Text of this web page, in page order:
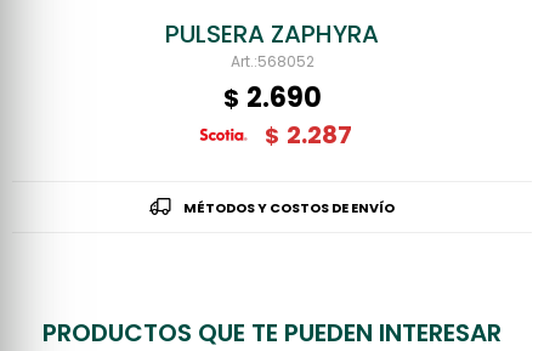
PULSERA ZAPHYRA
568052
$ 2.690
$ 2.287
MÉTODOS Y COSTOS DE ENVÍO
PRODUCTOS QUE TE PUEDEN INTERESAR